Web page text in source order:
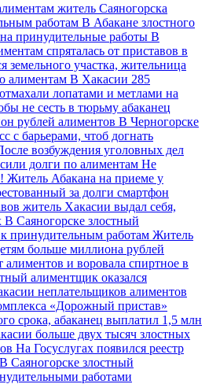
житель Саяногорска
работам В Абакане злостного
принудительные работы В
спряталась от приставов в
земельного участка, жительница
алиментам В Хакасии 285
лопатами и метлами на
не сесть в тюрьму абаканец
рублей алиментов В Черногорске
с барьерами, чтоб догнать
возбуждения уголовных дел
долги по алиментам Не
Житель Абакана на приеме у
за долги смартфон
житель Хакасии выдал себя,
В Саяногорске злостный
принудительным работам Житель
больше миллиона рублей
алиментов и воровала спиртное в
алиментщик оказался
неплательщиков алиментов
«Дорожный пристав»
срока, абаканец выплатил 1,5 млн
больше двух тысяч злостных
На Госуслугах появился реестр
В Саяногорске злостный
работами